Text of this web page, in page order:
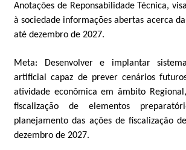
Anotações de Reponsabilidade Técnica,
à sociedade informações abertas acerca
até dezembro de 2027.
Meta: Desenvolver e implantar
artificial capaz de prever cenários
atividade econômica em âmbito
fiscalização de elementos
planejamento das ações de fiscalização
dezembro de 2027.